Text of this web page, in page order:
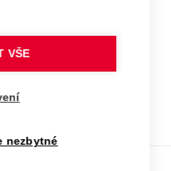
VŠE
nezbytné